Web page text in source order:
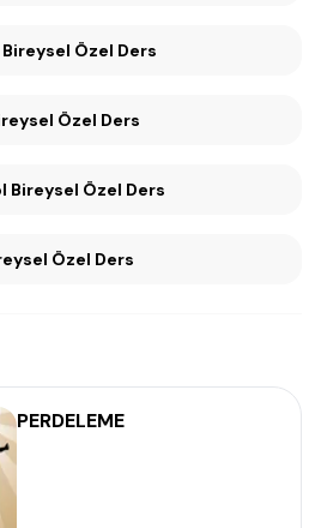
Özel Ders
Özel Ders
Bireysel Özel Ders
Özel Ders
PERDELEME